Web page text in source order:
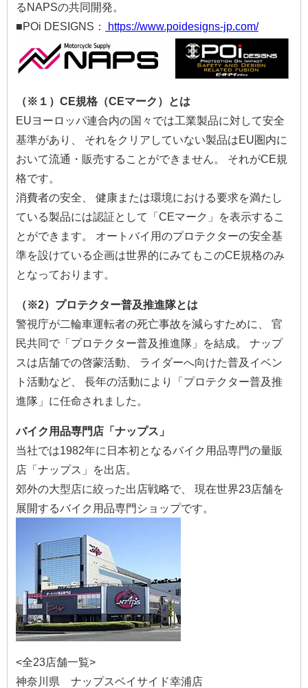
るNAPSの共同開発。
■POi DESIGNS：
https://www.poidesigns-jp.com/
（※１）CE規格（CEマーク）とは
EUヨーロッパ連合内の国々では工業製品に対して安全
基準があり、 それをクリアしていない製品はEU圏内に
おいて流通・販売することができません。 それがCE規
格です。
消費者の安全、 健康または環境における要求を満たし
ている製品には認証として「CEマーク」を表示するこ
とができます。 オートバイ用のプロテクターの安全基
準を設けている企画は世界的にみてもこのCE規格のみ
となっております。
（※2）プロテクター普及推進隊とは
警視庁が二輪車運転者の死亡事故を減らすために、 官
民共同で「プロテクター普及推進隊」を結成。 ナップ
スは店舗での啓蒙活動、 ライダーへ向けた普及イベン
ト活動など、 長年の活動により「プロテクター普及推
進隊」に任命されました。
バイク用品専門店「ナップス」
当社では1982年に日本初となるバイク用品専門の量販
店「ナップス」を出店。
郊外の大型店に絞った出店戦略で、 現在世界23店舗を
展開するバイク用品専門ショップです。
<全23店舗一覧>
神奈川県 ナップスベイサイド幸浦店